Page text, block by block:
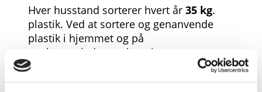
Hver husstand sorterer hvert år 35 kg.
plastik. Ved at sortere og genanvende
plastik i hjemmet og på
genbrugspladserne har vi sammen
sparet
CO2 på bare et år.